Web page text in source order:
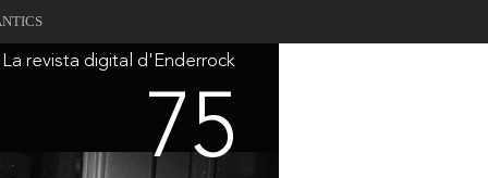
La revista digital d'Enderrock
75